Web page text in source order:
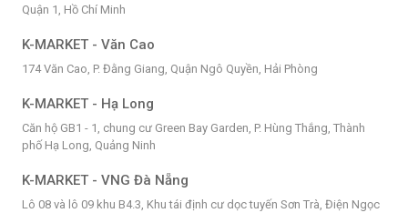
Quận 1, Hồ Chí Minh
K-MARKET - Văn Cao
174 Văn Cao, P. Đằng Giang, Quận Ngô Quyền, Hải Phòng
K-MARKET - Hạ Long
Căn hộ GB1 - 1, chung cư Green Bay Garden, P. Hùng Thắng, Thành
phố Hạ Long, Quảng Ninh
K-MARKET - VNG Đà Nẵng
Lô 08 và lô 09 khu B4.3, Khu tái định cư dọc tuyến Sơn Trà, Điện Ngọc